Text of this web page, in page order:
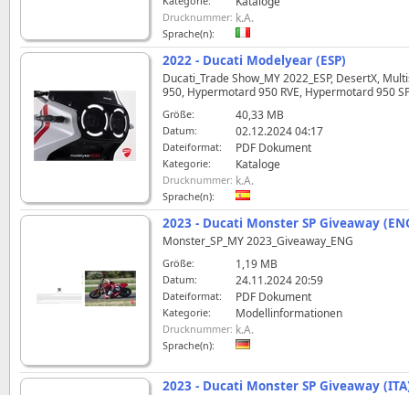
Drucknummer: k.A.
Sprache(n):
2022 - Ducati Modelyear (ESP)
Ducati_Trade Show_MY 2022_ESP, DesertX,
950, Hypermotard 950 RVE, Hypermotard 950
Größe: 40,33 MB
Datum: 02.12.2024 04:17
Dateiformat: PDF Dokument
Kategorie: Kataloge
Drucknummer: k.A.
Sprache(n):
2023 - Ducati Monster SP Giveaway
Monster_SP_MY 2023_Giveaway_ENG
Größe: 1,19 MB
Datum: 24.11.2024 20:59
Dateiformat: PDF Dokument
Kategorie: Modellinformationen
Drucknummer: k.A.
Sprache(n):
2023 - Ducati Monster SP Giveaway